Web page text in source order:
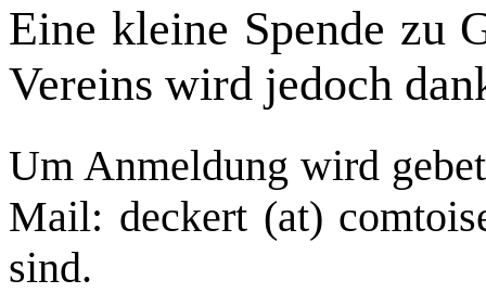
Eine kleine Spende zu
Vereins wird jedoch
Um Anmeldung wird
Mail: deckert (at)
sind.